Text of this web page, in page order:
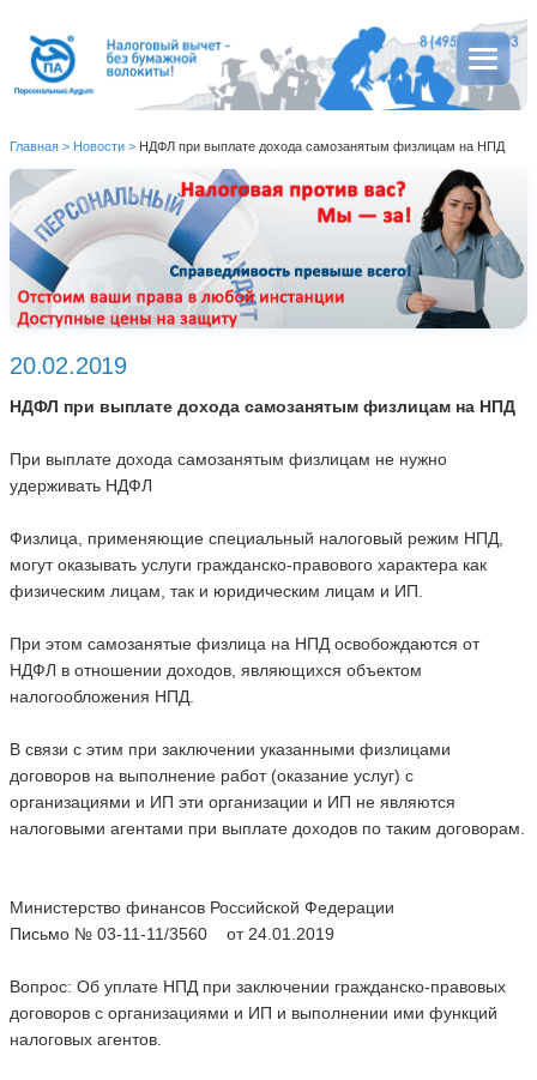
Главная > Новости > НДФЛ при выплате дохода самозанятым физлицам на НПД
20.02.2019
НДФЛ при выплате дохода самозанятым физлицам на НПД
При выплате дохода самозанятым физлицам не нужно
удерживать НДФЛ
Физлица, применяющие специальный налоговый режим НПД,
могут оказывать услуги гражданско-правового характера как
физическим лицам, так и юридическим лицам и ИП.
При этом самозанятые физлица на НПД освобождаются от
НДФЛ в отношении доходов, являющихся объектом
налогообложения НПД.
В связи с этим при заключении указанными физлицами
договоров на выполнение работ (оказание услуг) с
организациями и ИП эти организации и ИП не являются
налоговыми агентами при выплате доходов по таким договорам.
Министерство финансов Российской Федерации
Письмо № 03-11-11/3560 от 24.01.2019
Вопрос: Об уплате НПД при заключении гражданско-правовых
договоров с организациями и ИП и выполнении ими функций
налоговых агентов.